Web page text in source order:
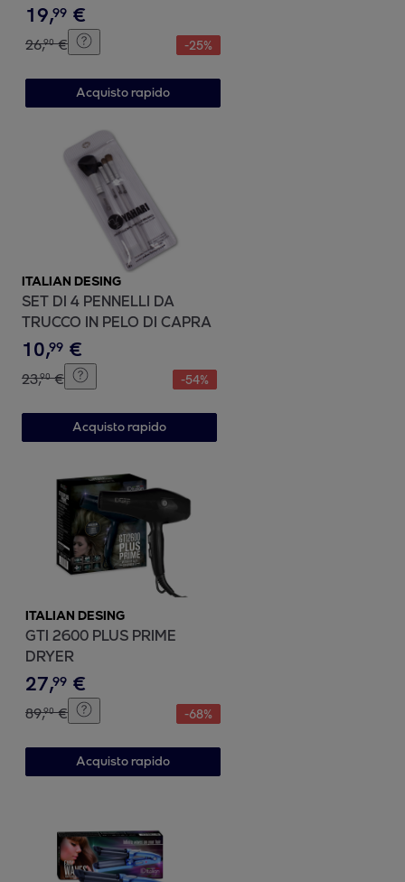
19,99 €
26,90 € -25%
Acquisto rapido
ITALIAN DESING
SET DI 4 PENNELLI DA
TRUCCO IN PELO DI CAPRA
10,99 €
23,90 € -54%
Acquisto rapido
ITALIAN DESING
GTI 2600 PLUS PRIME
DRYER
27,99 €
89,90 € -68%
Acquisto rapido